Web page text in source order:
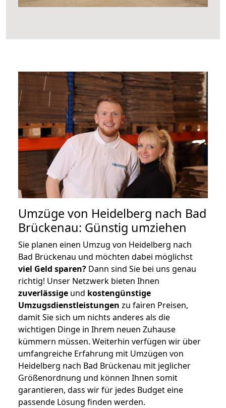
Umzüge von Heidelberg nach Bad
Brückenau: Günstig umziehen
Sie planen einen Umzug von Heidelberg nach
Bad Brückenau und möchten dabei möglichst
viel Geld sparen? Dann sind Sie bei uns genau
richtig! Unser Netzwerk bieten Ihnen
zuverlässige und kostengünstige
Umzugsdienstleistungen zu fairen Preisen,
damit Sie sich um nichts anderes als die
wichtigen Dinge in Ihrem neuen Zuhause
kümmern müssen. Weiterhin verfügen wir über
umfangreiche Erfahrung mit Umzügen von
Heidelberg nach Bad Brückenau mit jeglicher
Größenordnung und können Ihnen somit
garantieren, dass wir für jedes Budget eine
passende Lösung finden werden.